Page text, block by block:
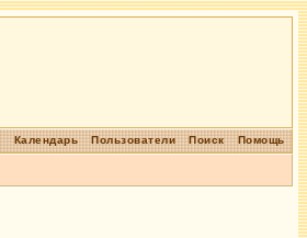
Помощь
Поиск
Пользователи
Календарь